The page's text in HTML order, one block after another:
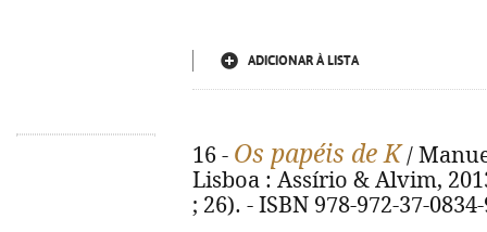
ADICIONAR À LISTA
16 - Os papéis de K /
Lisboa : Assírio & Alvim,
; 26). - ISBN 978-972-37-